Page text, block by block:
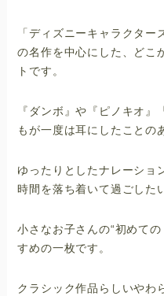
「ディズニーキャラクタ
の名作を中心にした、どこ
トです。
『ダンボ』や『ピノキオ
もが一度は耳にしたことの
ゆったりとしたナレーショ
時間を落ち着いて過ごした
小さなお子さんの“初めて
すめの一枚です。
クラシック作品らしいやわ